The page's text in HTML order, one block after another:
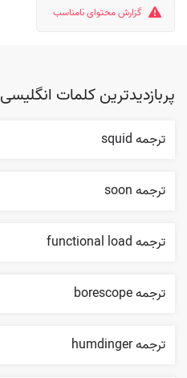
گزارش محتوای نامناسب
پربازدیدترین کلمات انگلیسی
ترجمه squid
ترجمه soon
ترجمه functional load
ترجمه borescope
ترجمه humdinger